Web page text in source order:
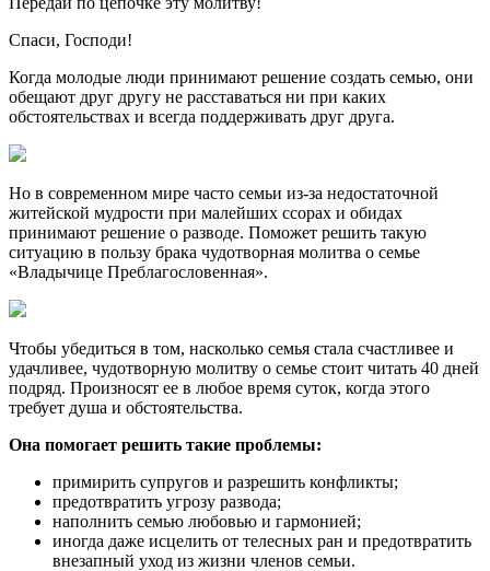
Спаси, Господи!
Когда молодые люди принимают решение создать семью, они
обещают друг другу не расставаться ни при каких
обстоятельствах и всегда поддерживать друг друга.
Но в современном мире часто семьи из-за недостаточной
житейской мудрости при малейших ссорах и обидах
принимают решение о разводе. Поможет решить такую
ситуацию в пользу брака чудотворная молитва о семье
«Владычице Преблагословенная».
Чтобы убедиться в том, насколько семья стала счастливее и
удачливее, чудотворную молитву о семье стоит читать 40 дней
подряд. Произносят ее в любое время суток, когда этого
требует душа и обстоятельства.
Она помогает решить такие проблемы:
примирить супругов и разрешить конфликты;
предотвратить угрозу развода;
наполнить семью любовью и гармонией;
иногда даже исцелить от телесных ран и предотвратить
внезапный уход из жизни членов семьи.